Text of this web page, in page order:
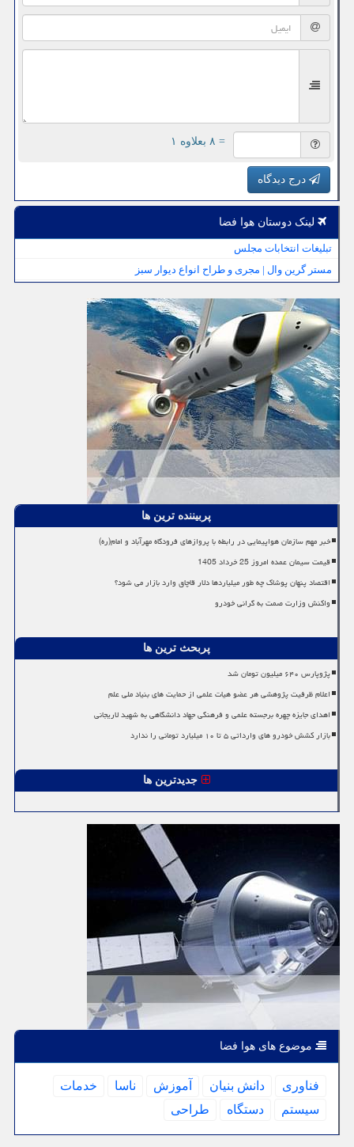
= ۸ بعلاوه ۱
درج دیدگاه
لینک دوستان هوا فضا
تبلیغات انتخابات مجلس
مستر گرین وال | مجری و طراح انواع دیوار سبز
پربیننده ترین ها
خبر مهم سازمان هواپیمایی در رابطه با پروازهای فرودگاه مهرآباد و امام(ره)
قیمت سیمان عمده امروز 25 خرداد 1405
اقتصاد پنهان پوشاک چه طور میلیاردها دلار قاچاق وارد بازار می شود؟
واکنش وزارت صمت به گرانی خودرو
پربحث ترین ها
پژوپارس ۶۴۰ میلیون تومان شد
اعلام ظرفیت پژوهشی هر عضو هیات علمی از حمایت های بنیاد ملی علم
اهدای جایزه چهره برجسته علمی و فرهنگی جهاد دانشگاهی به شهید لاریجانی
بازار کشش خودرو های وارداتی ۵ تا ۱۰ میلیارد تومانی را ندارد
جدیدترین ها
موضوع های هوا فضا
فناوری دانش بنیان آموزش ناسا
خدمات
سیستم
دستگاه طراحی